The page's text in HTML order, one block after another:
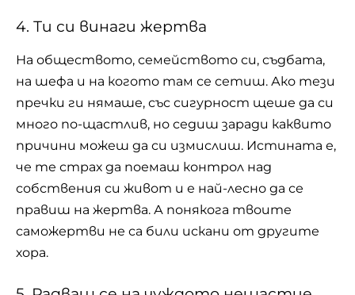
4. Ти си винаги жертва
На обществото, семейството си, съдбата,
на шефа и на когото там се сетиш. Ако тези
пречки ги нямаше, със сигурност щеше да си
много по-щастлив, но седиш заради каквито
причини можеш да си измислиш. Истината е,
че те страх да поемаш контрол над
собствения си живот и е най-лесно да се
правиш на жертва. А понякога твоите
саможертви не са били искани от другите
хора.